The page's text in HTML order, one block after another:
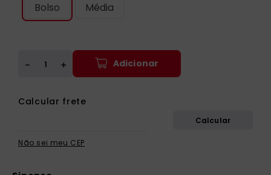
Bolso Média
＋
－ Adicionar
Não sei meu CEP